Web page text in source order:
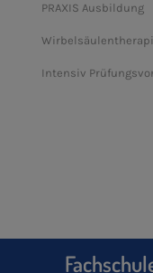
PRAXIS Ausbildung
Intensiv